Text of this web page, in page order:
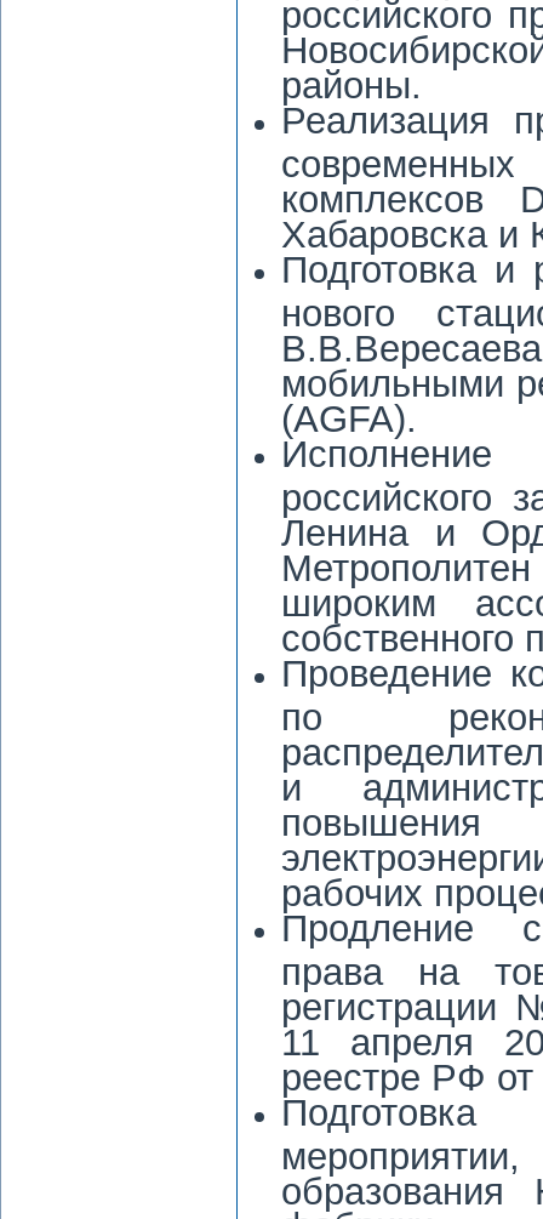
российского
районы.
Реализация
современных
комплексов
Хабаровска и
Подготовка
нового
мобильными
(AGFA).
российского
Ленина и
широким
собственного
Проведение
по
и
повышения
рабочих
Продление
права на
регистрации
11 апреля
реестре РФ
образования